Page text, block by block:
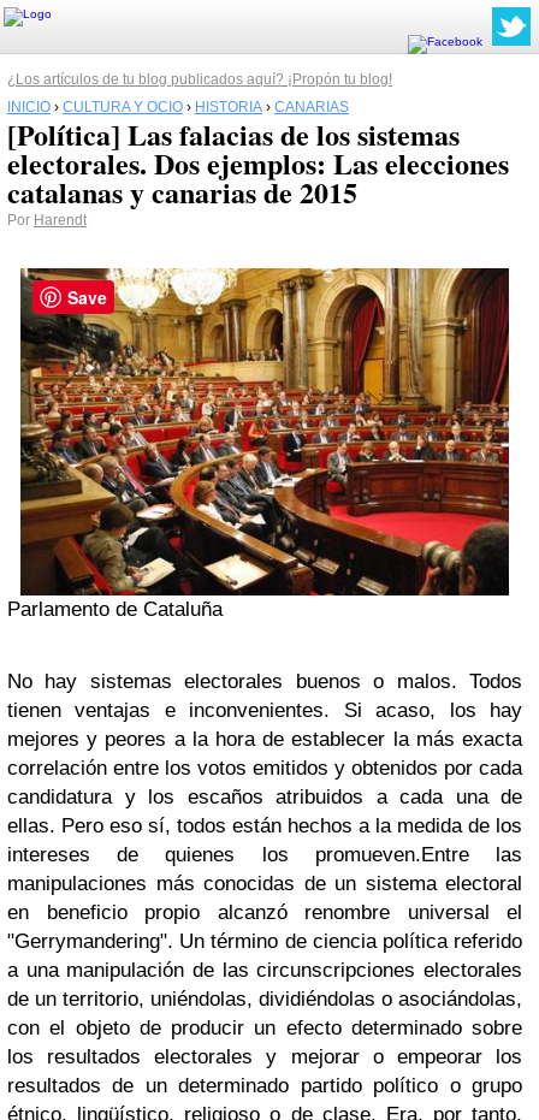
¿Los artículos de tu blog publicados aquí? ¡Propón tu blog!
INICIO › CULTURA Y OCIO › HISTORIA › CANARIAS
[Política] Las falacias de los sistemas
electorales. Dos ejemplos: Las elecciones
catalanas y canarias de 2015
Por Harendt
Parlamento de Cataluña
No hay sistemas electorales buenos o malos. Todos
tienen ventajas e inconvenientes. Si acaso, los hay
mejores y peores a la hora de establecer la más exacta
correlación entre los votos emitidos y obtenidos por cada
candidatura y los escaños atribuidos a cada una de
ellas. Pero eso sí, todos están hechos a la medida de los
intereses de quienes los promueven. Entre las
manipulaciones más conocidas de un sistema electoral
en beneficio propio alcanzó renombre universal el
"Gerrymandering". Un término de ciencia política referido
a una manipulación de las circunscripciones electorales
de un territorio, uniéndolas, dividiéndolas o asociándolas,
con el objeto de producir un efecto determinado sobre
los resultados electorales y mejorar o empeorar los
resultados de un determinado partido político o grupo
étnico, lingüístico, religioso o de clase. Era, por tanto,
Save